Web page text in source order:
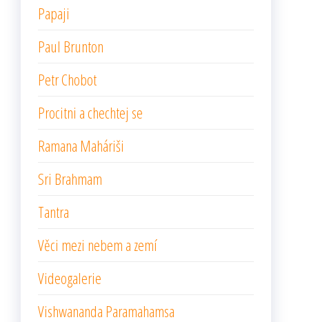
Papaji
Paul Brunton
Petr Chobot
Procitni a chechtej se
Ramana Maháriši
Sri Brahmam
Tantra
Věci mezi nebem a zemí
Videogalerie
Vishwananda Paramahamsa